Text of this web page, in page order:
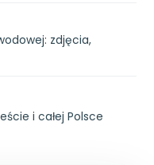
zdjęcia,
i całej Polsce